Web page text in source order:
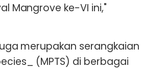
Mangrove ke-VI ini,"
merupakan serangkaian
(MPTS) di berbagai